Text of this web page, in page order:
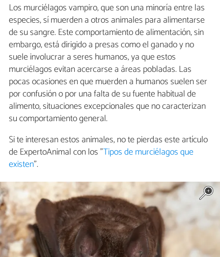
Los murciélagos vampiro, que son una minoría entre las
especies, sí muerden a otros animales para alimentarse
de su sangre. Este comportamiento de alimentación, sin
embargo, está dirigido a presas como el ganado y no
suele involucrar a seres humanos, ya que estos
murciélagos evitan acercarse a áreas pobladas. Las
pocas ocasiones en que muerden a humanos suelen ser
por confusión o por una falta de su fuente habitual de
alimento, situaciones excepcionales que no caracterizan
su comportamiento general.
Si te interesan estos animales, no te pierdas este artículo
de ExpertoAnimal con los "Tipos de murciélagos que
existen".